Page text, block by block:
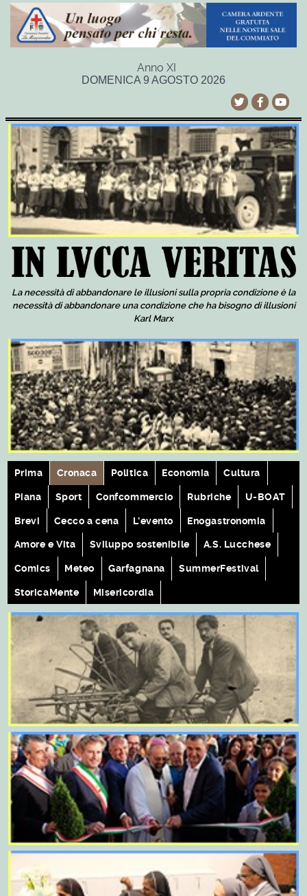
Anno XI
DOMENICA 9 AGOSTO 2026
La necessità di abbandonare le illusioni sulla propria condizione è la
necessità di abbandonare una condizione che ha bisogno di illusioni
Karl Marx
Prima Cronaca Politica Economia Cultura
Piana Sport Confcommercio Rubriche U-BOAT
Brevi Cecco a cena L'evento Enogastronomia
Amore e Vita Sviluppo sostenibile A.S. Lucchese
Comics Meteo Garfagnana SummerFestival
StoricaMente Misericordia